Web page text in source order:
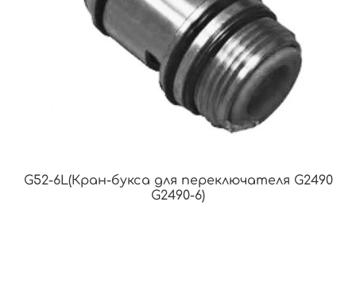
G52-6L(Кран-букса для переключателя G2490
G2490-6)